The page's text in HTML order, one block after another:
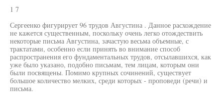
1 7
Сергеенко фигурирует 96 трудов Августина . Данное расхождение
не кажется существенным, поскольку очень легко отождествить
некоторые письма Августина, зачастую весьма объемные, с
трактатами, особенно если принять во внимание способ
распространения его фундаментальных трудов, отсылавшихся, как
уже было указано, подобно письмам, тем лицам, которым они
были посвящены. Помимо крупных сочинений, существует
большое количество мелких, среди которых - проповеди (речи) и
письма.